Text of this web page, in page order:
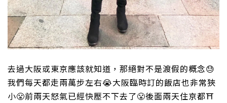
去過大阪或東京應該就知道，那絕對不是渡假的概念😓
我們每天都走兩萬步左右😭大阪臨時訂的飯店也非常狹
小😤前兩天怒氣已經快壓不下去了😤後面兩天住京都⛩